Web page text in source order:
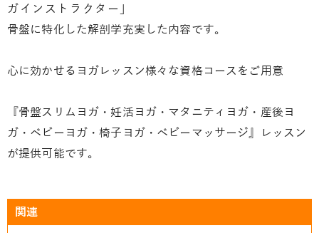
ガインストラクター」
骨盤に特化した解剖学充実した内容です。
心に効かせるヨガレッスン様々な資格コースをご用意
『骨盤スリムヨガ・妊活ヨガ・マタニティヨガ・産後ヨ
ガ・ベビーヨガ・椅子ヨガ・ベビーマッサージ』レッスン
が提供可能です。
関連